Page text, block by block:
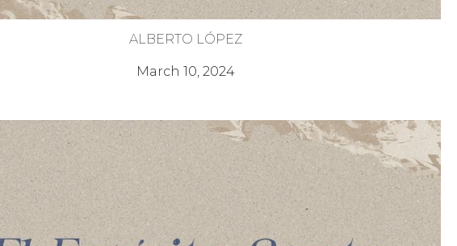
ALBERTO LÓPEZ
March 10, 2024